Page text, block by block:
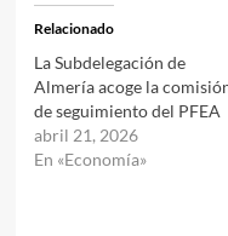
Relacionado
La Subdelegación de
Almería acoge la
de seguimiento del PFEA
abril 21, 2026
En «Economía»